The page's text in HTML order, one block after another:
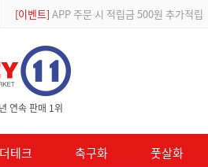
[등급제] 회원가입 시 최대 2% 적립 및 할인 쿠
연속 판매 1위
테크 축구화 풋살화